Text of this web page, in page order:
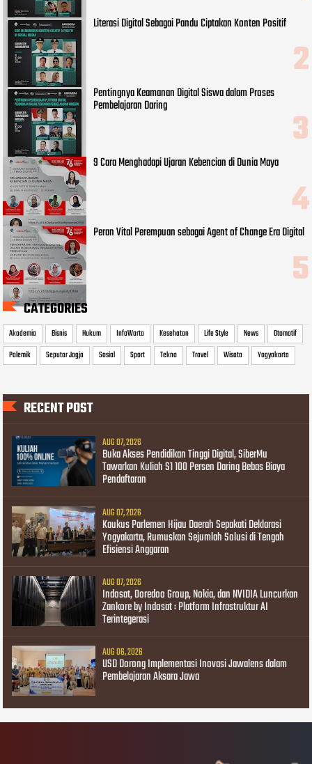
Literasi Digital Sebagai Pandu Ciptakan Konten Positif
Pentingnya Keamanan Digital Siswa dalam Proses
Pembelajaran Daring
9 Cara Menghadapi Ujaran Kebencian di Dunia Maya
Peran Vital Perempuan sebagai Agent of Change Era Digital
CATEGORIES
Akademia Bisnis Hukum InfoWarta Kesehatan Life Style News
Otomotif
Polemik
Seputar Jogja Sosial Sport Tekno Travel Wisata Yogyakarta
RECENT POST
AUG 07, 2026
Buka Akses Pendidikan Tinggi Digital, SiberMu
Tawarkan Kuliah S1 100 Persen Daring Bebas Biaya
Pendaftaran
AUG 07, 2026
Kaukus Parlemen Hijau Daerah Sepakati Deklarasi
Yogyakarta, Rumuskan Sejumlah Solusi di Tengah
Efisiensi Anggaran
AUG 07, 2026
Indosat, Ooredoo Group, Nokia, dan NVIDIA Luncurkan
Zankore by Indosat : Platform Infrastruktur AI
Terintegerasi
AUG 06, 2026
USD Dorong Implementasi Inovasi Jawalens dalam
Pembelajaran Aksara Jawa